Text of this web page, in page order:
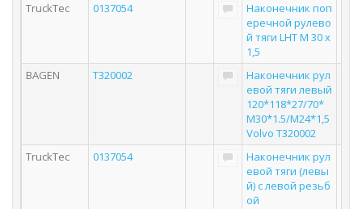
TruckTec 0137054
Наконечник поп
еречной рулево
й тяги LHT M 30 x
1,5
BAGEN
T320002
Наконечник рул
евой тяги левый
120*118*27/70*
M30*1.5/M24*1,5
Volvo T320002
TruckTec
0137054
Наконечник рул
евой тяги (левы
й) с левой резьб
ой